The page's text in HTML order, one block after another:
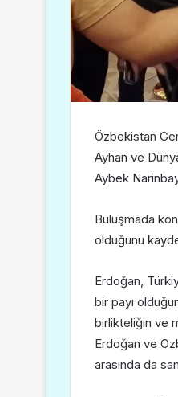
Özbekistan
Ayhan ve
Aybek
Buluşmada
olduğunu
Erdoğan,
bir payı
birlikteliğin ve
Erdoğan ve
arasında da